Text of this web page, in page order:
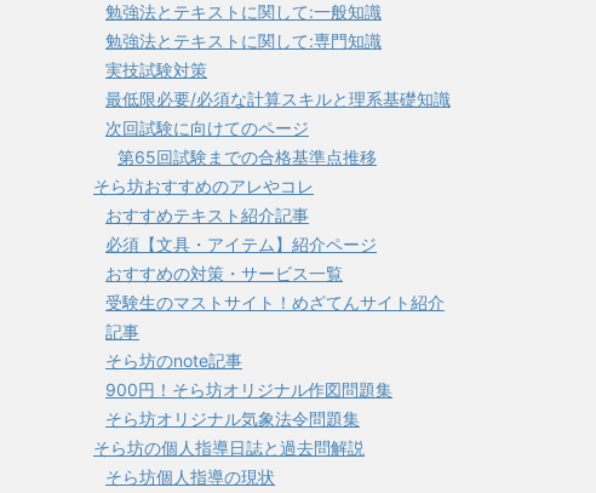
勉強法とテキストに関して:一般知識
勉強法とテキストに関して:専門知識
実技試験対策
最低限必要/必須な計算スキルと理系基礎知識
次回試験に向けてのページ
第65回試験までの合格基準点推移
そら坊おすすめのアレやコレ
おすすめテキスト紹介記事
必須【文具・アイテム】紹介ページ
おすすめの対策・サービス一覧
受験生のマストサイト！めざてんサイト紹介
記事
そら坊のnote記事
900円！そら坊オリジナル作図問題集
そら坊オリジナル気象法令問題集
そら坊の個人指導日誌と過去問解説
そら坊個人指導の現状